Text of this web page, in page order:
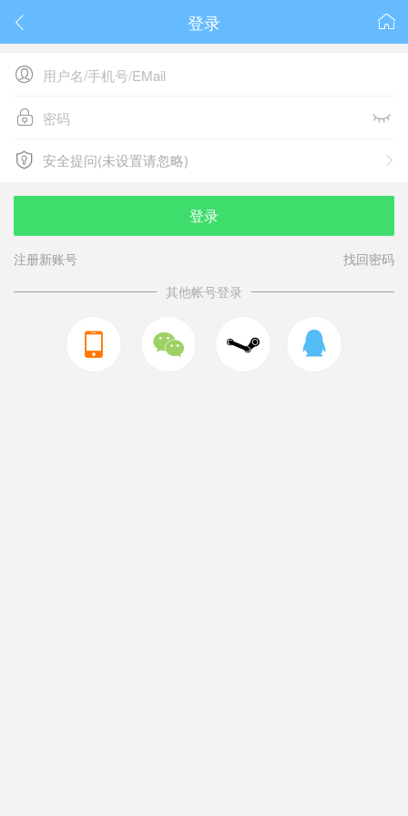
 
登录

 
 
安全提问(未设置请忽略)
安全提问(未设置请忽略)
登录
注册新账号
找回密码
其他帐号登录
  